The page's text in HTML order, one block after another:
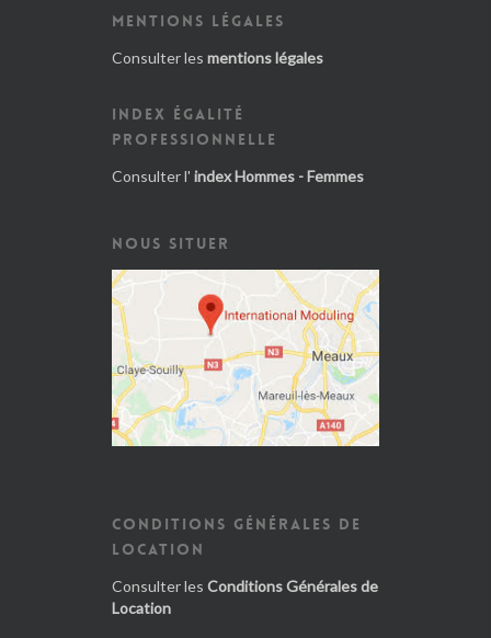
MENTIONS LÉGALES
Consulter les mentions légales
INDEX ÉGALITÉ
PROFESSIONNELLE
Consulter l' index Hommes - Femmes
NOUS SITUER
CONDITIONS GÉNÉRALES DE
LOCATION
Consulter les Conditions Générales de
Location